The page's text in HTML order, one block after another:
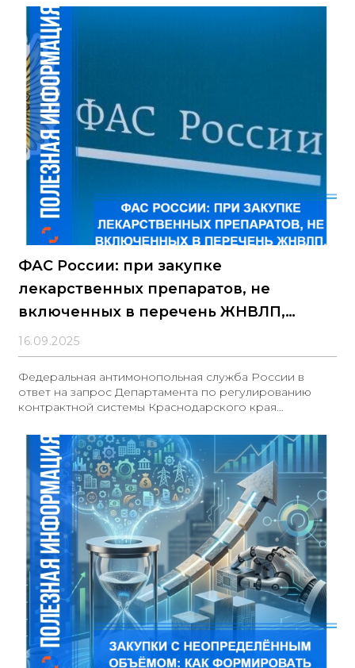
образом
ФАС России: при закупке
лекарственных препаратов, не
включенных в перечень ЖНВЛП,
применяется преимущество
16.09.2025
Федеральная антимонопольная служба России в
ответ на запрос Департамента по регулированию
контрактной системы Краснодарского края
национального режима при закупках лекарственных
препаратов, не включённых в перечень ЖНВЛП,
поддерживает позицию Министерства финансов
России, изложенную в письме от 25.07.2025 № 24-06-
06/72099